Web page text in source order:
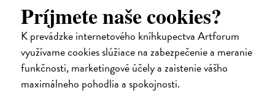
Príjmete naše cookies?
K prevádzke internetového kníhkupectva Artforum
využívame cookies slúžiace na zabezpečenie a meranie
funkčnosti, marketingové účely a zaistenie vášho
maximálneho pohodlia a spokojnosti.